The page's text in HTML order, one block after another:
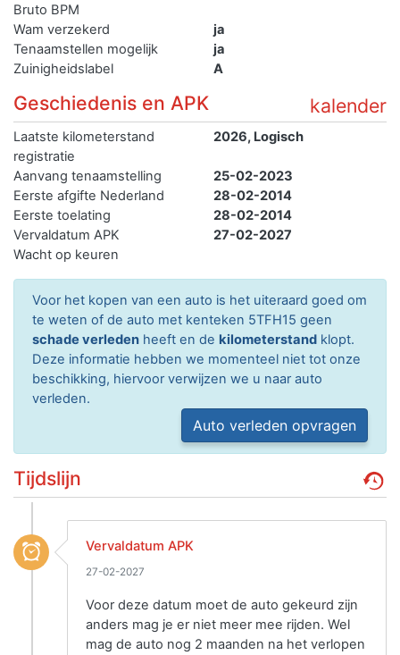
Bruto BPM
Wam verzekerd
ja
Tenaamstellen mogelijk
ja
Zuinigheidslabel
A
kalender
Geschiedenis en APK
Laatste kilometerstand
registratie
2026, Logisch
Aanvang tenaamstelling
25-02-2023
Eerste afgifte Nederland
28-02-2014
Eerste toelating
28-02-2014
Vervaldatum APK
27-02-2027
Wacht op keuren
Voor het kopen van een auto is het uiteraard goed om
te weten of de auto met kenteken 5TFH15 geen
schade verleden heeft en de kilometerstand klopt.
Deze informatie hebben we momenteel niet tot onze
beschikking, hiervoor verwijzen we u naar auto
verleden.
Auto verleden opvragen
Tijdslijn
Vervaldatum APK
27-02-2027
Voor deze datum moet de auto gekeurd zijn
anders mag je er niet meer mee rijden. Wel
mag de auto nog 2 maanden na het verlopen